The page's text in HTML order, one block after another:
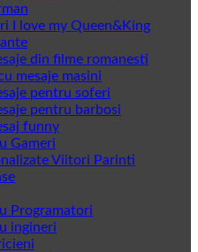
I love my Queen&King
din filme romanesti
mesaje masini
pentru soferi
pentru barbosi
funny
Gameri
Viitori Parinti
Programatori
ingineri